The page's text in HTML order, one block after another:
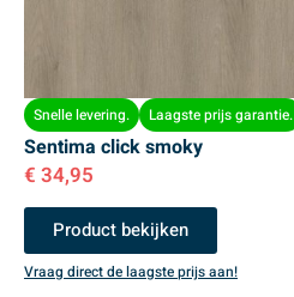
Snelle levering. Laagste prijs garantie.
Sentima click smoky
€ 34,95
Product bekijken
Vraag direct de laagste prijs aan!